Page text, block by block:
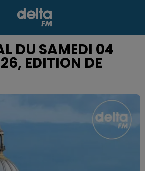
DU SAMEDI 04
EDITION DE